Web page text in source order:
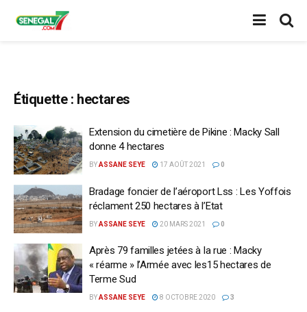
Étiquette : hectares
Extension du cimetière de Pikine : Macky Sall
donne 4 hectares
BYASSANE SEYE 17 AOÛT 2021 0
Bradage foncier de l’aéroport Lss : Les Yoffois
réclament 250 hectares à l’Etat
BYASSANE SEYE 20 MARS 2021 0
Après 79 familles jetées à la rue : Macky
« réarme » l’Armée avec les15 hectares de
Terme Sud
BYASSANE SEYE 8 OCTOBRE 2020 3